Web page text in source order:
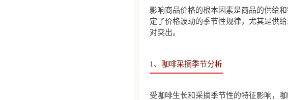
影响商品价格的根本因素是商品的供给
定了价格波动的季节性规律，尤其是供
对突出。
1、咖啡采摘季节分析
受咖啡生长和采摘季节性的特征影响，